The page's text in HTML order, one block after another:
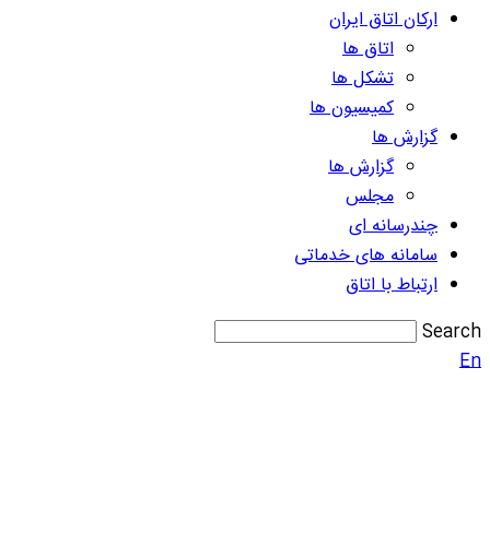
ارکان اتاق ایران
اتاق ها
تشکل ها
کمیسیون ها
گزارش ها
گزارش ها
مجلس
چندرسانه ای
سامانه های خدماتی
ارتباط با اتاق
Search
En